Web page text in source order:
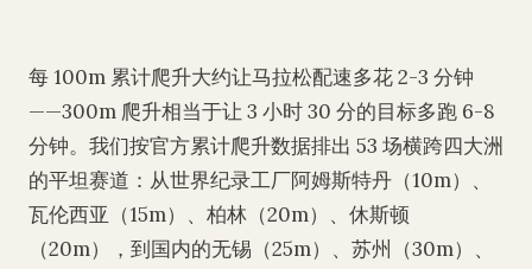
每 100m 累计爬升大约让马拉松配速多花 2-3 分钟
——300m 爬升相当于让 3 小时 30 分的目标多跑 6-8
分钟。我们按官方累计爬升数据排出 53 场横跨四大洲
的平坦赛道：从世界纪录工厂阿姆斯特丹（10m）、
瓦伦西亚（15m）、柏林（20m）、休斯顿
（20m），到国内的无锡（25m）、苏州（30m）、